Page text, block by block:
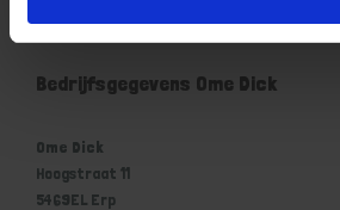
Winkelwagen
Bedrijfsgegevens Ome Dick
Ome Dick
Hoogstraat 11
5469EL Erp